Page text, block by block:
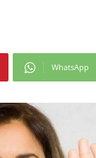
WhatsApp